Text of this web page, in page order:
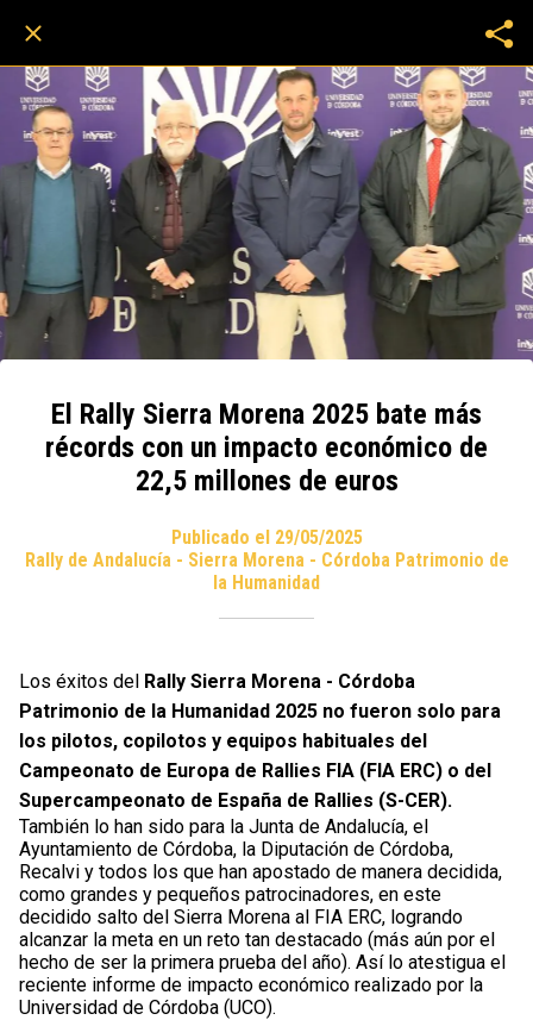
El Rally Sierra Morena 2025 bate más
récords con un impacto económico de
22,5 millones de euros
Publicado el 29/05/2025
Rally de Andalucía - Sierra Morena - Córdoba Patrimonio de
la Humanidad
Los éxitos del Rally Sierra Morena - Córdoba
Patrimonio de la Humanidad 2025 no fueron solo para
los pilotos, copilotos y equipos habituales del
Campeonato de Europa de Rallies FIA (FIA ERC) o del
Supercampeonato de España de Rallies (S-CER).
También lo han sido para la Junta de Andalucía, el
Ayuntamiento de Córdoba, la Diputación de Córdoba,
Recalvi y todos los que han apostado de manera decidida,
como grandes y pequeños patrocinadores, en este
decidido salto del Sierra Morena al FIA ERC, logrando
alcanzar la meta en un reto tan destacado (más aún por el
hecho de ser la primera prueba del año). Así lo atestigua el
reciente informe de impacto económico realizado por la
Universidad de Córdoba (UCO).